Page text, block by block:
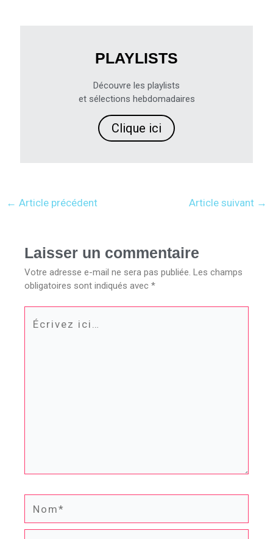
PLAYLISTS
Découvre les playlists
et sélections hebdomadaires
Clique ici
← Article précédent Article suivant →
Laisser un commentaire
Votre adresse e-mail ne sera pas publiée. Les champs
obligatoires sont indiqués avec*
ici…